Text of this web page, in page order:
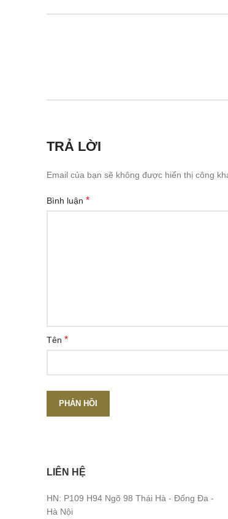
TRẢ LỜI
Email của bạn sẽ không được hiển thị công
Bình luận *
Tên *
LIÊN HỆ
HN: P109 H94 Ngõ 98 Thái Hà - Đống Đa -
Hà Nội